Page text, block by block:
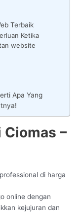
Terbaik
Ketika
website
Apa Yang
–
di harga
online dengan
kejujuran dan